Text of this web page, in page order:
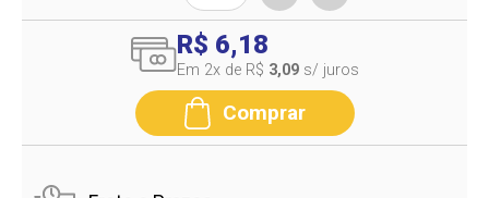
R$ 6,18
Em 2x de R$ 3,09 s/ juros
Comprar